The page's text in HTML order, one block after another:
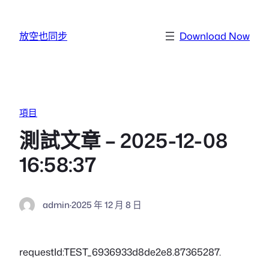
放空也同步 Download Now
項目
測試文章 – 2025-12-08
16:58:37
admin·2025 年 12 月 8 日
requestId:TEST_6936933d8de2e8.87365287.